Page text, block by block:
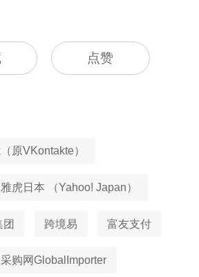
点赞
原VKontakte）
雅虎日本 （Yahoo! Japan）
团 跨境易 富友支付
购网GlobalImporter